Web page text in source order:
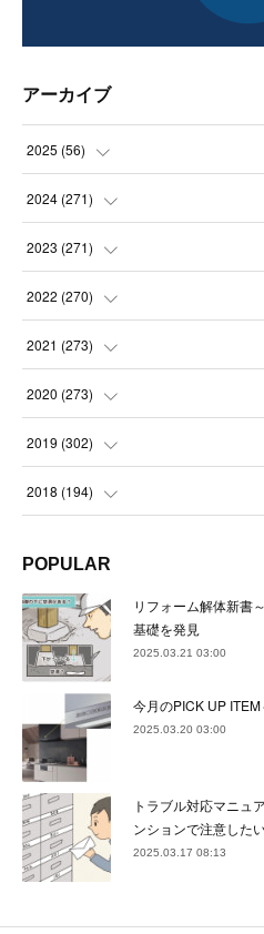
アーカイブ
2025 (56)
(14
(21
(21
2024 (271)
(21
(22
(23
(22
(24)
22)
(22)
(22)
(25
2023 (271)
(22
(23
(23
(21
(23 )
(24
(21
(24)
(21
( 23)
2022 (270)
(23
(23
(22
(23
(22 )
(23
(23
(22)
(24
( 21)
(20)
2021 (273)
(24
(23
(22
(23)
(23
(22)
(23
( 24)
(21)
2020 (273)
(24
(22
(22)
(24
(24)
(23
( 21)
(22)
2019 (302)
(23
(22)
(21)
(27)
(22
33)
(28)
2018 (194)
(17)
(32)
(36)
(30
34)
(8 )
POPULAR
リフォーム解体新書
基礎を発見
2025.03.21 03:00
今月のPICK UP
2025.03.20 03:00
トラブル対応マニュ
ンションで注意した
2025.03.17 08:13